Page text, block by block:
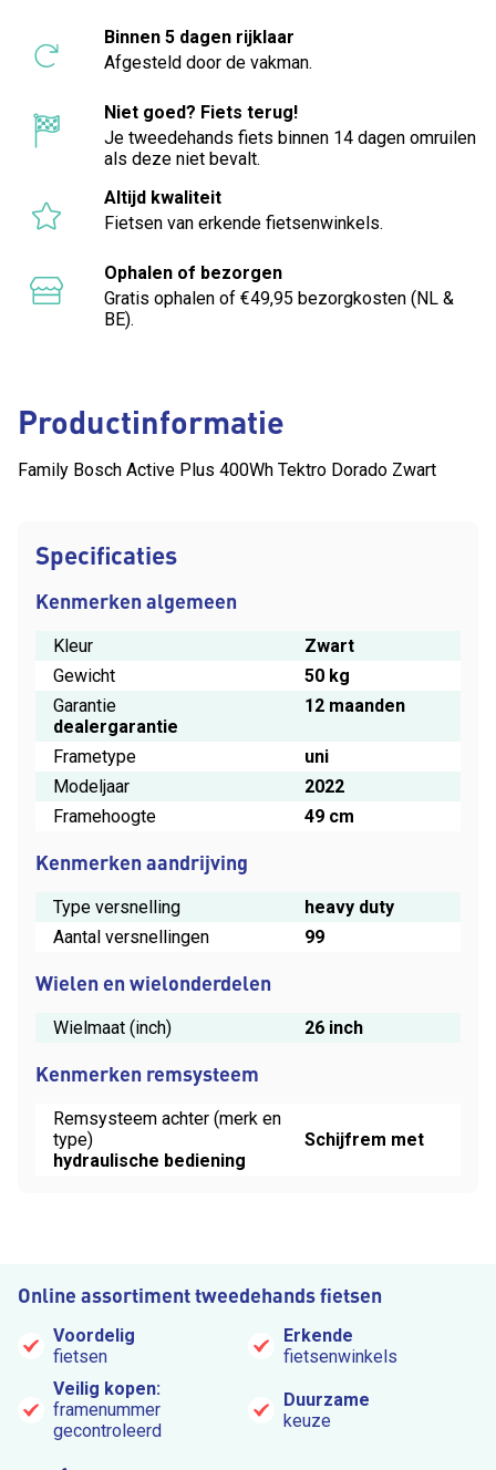
Productinformatie
Family Bosch Active Plus 400Wh Tektro Dorado Zwart
Specificaties
Kenmerken algemeen
Kleur
Zwart
Gewicht
50 kg
Garantie
12 maanden
dealergarantie
Frametype
uni
Modeljaar
2022
Framehoogte
49 cm
Kenmerken aandrijving
Type versnelling
heavy duty
Aantal versnellingen
99
Wielen en wielonderdelen
Wielmaat (inch) 26 inch
Kenmerken remsysteem
Remsysteem achter (merk en
type)
Schijfrem met
hydraulische bediening
Binnen 5 dagen rijklaar
Afgesteld door de vakman.
Niet goed? Fiets terug!
Je tweedehands fiets binnen 14 dagen omruilen
als deze niet bevalt.
Altijd kwaliteit
Fietsen van erkende fietsenwinkels.
Ophalen of bezorgen
Gratis ophalen of €49,95 bezorgkosten (NL &
BE).
Online assortiment tweedehands fietsen
Voordelig
fietsen
Erkende
fietsenwinkels
Veilig kopen:
framenummer
gecontroleerd
Duurzame
keuze